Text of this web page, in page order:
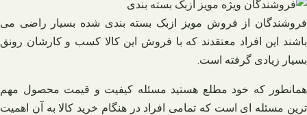
فروشندگان از فروش مویز ازبک بسته‌ بندی شده بسیار راضی می
باشند این افراد معتقدند که با فروش این کالا کسب و کارشان رونق
بسیار زیادی گرفته است.
همانطور که خود مطلع هستید مسئله کیفیت و قیمت محصول مهم
ترین مسئله ای است که تمامی افراد در هنگام خرید کالا به آن اهمیت